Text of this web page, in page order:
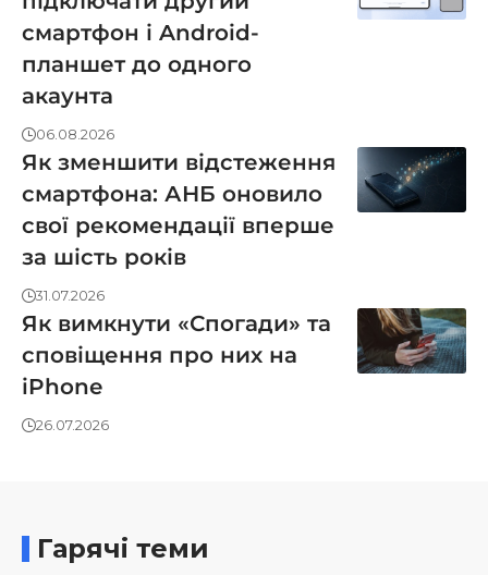
смартфон і Android-
планшет до одного
акаунта
06.08.2026
Як зменшити відстеження
смартфона: АНБ оновило
свої рекомендації вперше
за шість років
31.07.2026
Як вимкнути «Спогади» та
сповіщення про них на
iPhone
26.07.2026
Гарячі теми